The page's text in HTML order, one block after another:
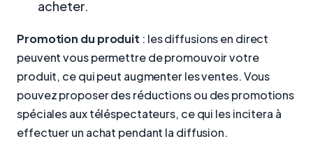
acheter.
Promotion du produit : les diffusions en direct
peuvent vous permettre de promouvoir votre
produit, ce qui peut augmenter les ventes. Vous
pouvez proposer des réductions ou des promotions
spéciales aux téléspectateurs, ce qui les incitera à
effectuer un achat pendant la diffusion.